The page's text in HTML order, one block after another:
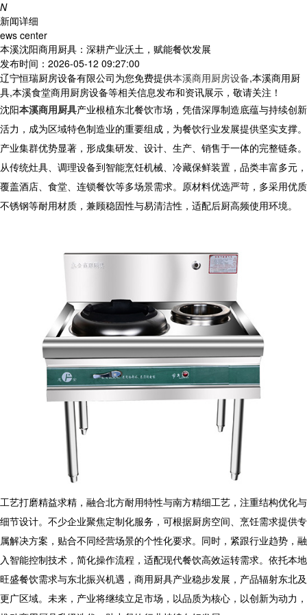
N
新闻详细
ews center
本溪沈阳商用厨具：深耕产业沃土，赋能餐饮发展
发布时间：2026-05-12 09:27:00
辽宁恒瑞厨房设备有限公司为您免费提供本溪商用厨房设备,本溪商用厨
具,本溪食堂商用厨房设备等相关信息发布和资讯展示，敬请关注！
沈阳本溪商用厨具产业根植东北餐饮市场，凭借深厚制造底蕴与持续创新
活力，成为区域特色制造业的重要组成，为餐饮行业发展提供坚实支撑。
产业集群优势显著，形成集研发、设计、生产、销售于一体的完整链条。
从传统灶具、调理设备到智能烹饪机械、冷藏保鲜装置，品类丰富多元，
覆盖酒店、食堂、连锁餐饮等多场景需求。原材料优选严苛，多采用优质
不锈钢等耐用材质，兼顾稳固性与易清洁性，适配后厨高频使用环境。
工艺打磨精益求精，融合北方耐用特性与南方精细工艺，注重结构优化与
细节设计。不少企业聚焦定制化服务，可根据厨房空间、烹饪需求提供专
属解决方案，贴合不同经营场景的个性化要求。同时，紧跟行业趋势，融
入智能控制技术，简化操作流程，适配现代餐饮高效运转需求。依托本地
旺盛餐饮需求与东北振兴机遇， 商用厨具产业稳步发展，产品辐射东北及
更广区域。未来，产业将继续立足市场，以品质为核心，以创新为动力，